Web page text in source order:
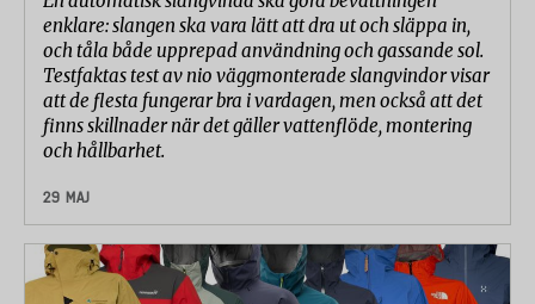
enklare: slangen ska vara lätt att dra ut och släppa in,
och tåla både upprepad användning och gassande sol.
Testfaktas test av nio väggmonterade slangvindor visar
att de flesta fungerar bra i vardagen, men också att det
finns skillnader när det gäller vattenflöde, montering
och hållbarhet.
29 MAJ